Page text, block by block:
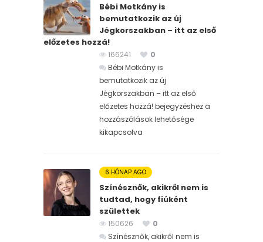
Bébi Motkány is
bemutatkozik az új
Jégkorszakban – itt az első
előzetes hozzá!
166241
0
Bébi Motkány is
bemutatkozik az új
Jégkorszakban – itt az első
előzetes hozzá! bejegyzéshez a
hozzászólások lehetősége
kikapcsolva
6 HÓNAP AGO
Színésznők, akikről nem is
tudtad, hogy fiúként
születtek
150626
0
Színésznők, akikről nem is